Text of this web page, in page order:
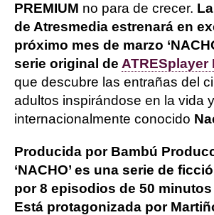
PREMIUM no para de crecer.
de Atresmedia estrenará en
próximo mes de marzo
serie original de ATRESplayer
que descubre las entrañas del
adultos inspirándose en la vida
internacionalmente conocido
Producida por Bambú
‘NACHO’ es una serie de
por 8 episodios de 50
Está protagonizada por